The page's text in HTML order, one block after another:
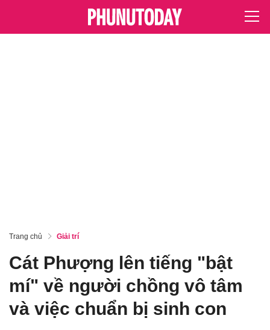
Trang chủ Giải trí
Cát Phượng lên tiếng "bật
mí" về người chồng vô tâm
và việc chuẩn bị sinh con